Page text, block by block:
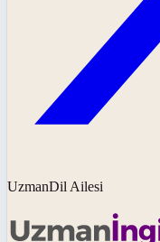
UzmanDil Ailesi